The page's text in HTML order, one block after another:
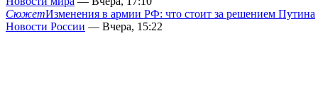
СюжетИзменения в армии РФ: что стоит за решением Путина
Новости России — Вчера, 15:22